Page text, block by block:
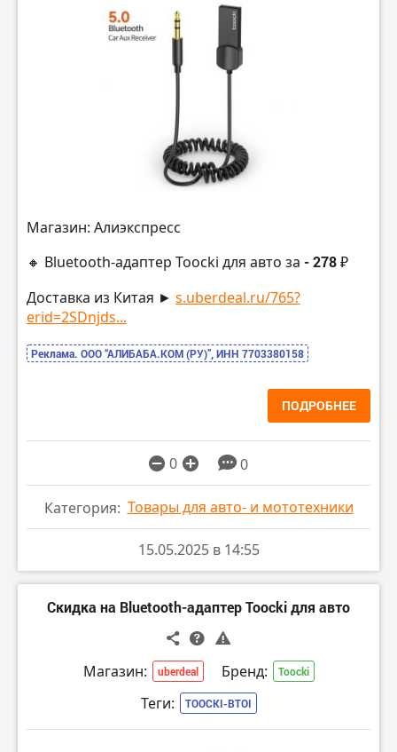
Магазин: Алиэкспресс
🔸 Bluetooth-адаптер Toocki для авто за - 278 ₽
Доставка из Китая ► s.uberdeal.ru/765?
erid=2SDnjds...
Реклама. ООО “АЛИБАБА.КОМ (РУ)”, ИНН 7703380158
ПОДРОБНЕЕ
0 0
Категория: Товары для авто- и мототехники
15.05.2025 в 14:55
Скидка на Bluetooth-адаптер Toocki для авто
Магазин: uberdeal Бренд: Toocki
Теги: TOOCKI-BTOI